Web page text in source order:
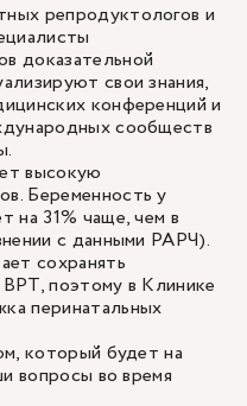
репродуктологов и
доказательной
свои знания,
конференций и
сообществ
высокую
Беременность у
на 31% чаще, чем в
с данными РАРЧ).
сохранять
поэтому в Клинике
перинатальных
который будет на
вопросы во время